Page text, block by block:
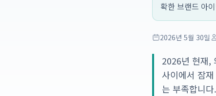
확한 브랜드 아
2026년 5월 30일
2026년 현재,
사이에서 잠
는 부족합니